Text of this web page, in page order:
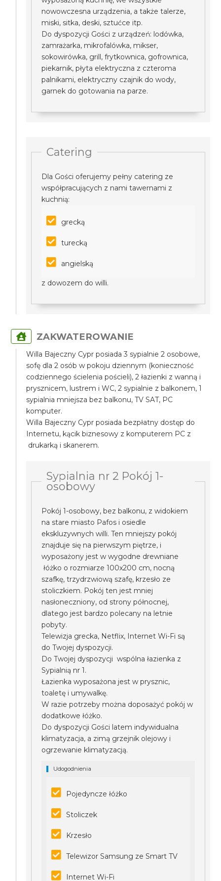
nowowczesna urządzenia, a także talerze,
miski, sitka, deski, sztućce itp.
Do dyspozycji Gości z urządzeń: lodówka,
zamrażarka, mikrofalówka, mikser,
sokowirówka, grill, frytkownica, gofrownica,
piekarnik, płyta elektryczna z czteroma
palnikami, elektryczny czajnik do wody,
garnek do gotowania na parze.
Catering
Dla Gości oferujemy pełny catering ze
współpracujących z nami tawernami z
kuchnią:
grecką
turecką
angielską
z dowozem do willi.
ZAKWATEROWANIE
Willa Bajeczny Cypr posiada 3 sypialnie 2 osobowe,
sofę dla 2 osób w pokoju dziennym (konieczność
codziennego ścielenia pościeli), 2 łazienki z wanną i
prysznicem, lustrem i WC, 2 sypialnie z balkonem, 1
sypialnia mniejsza bez balkonu, TV SAT, PC
komputer.
Willa Bajeczny Cypr posiada bezpłatny dostęp do
Internetu, kącik biznesowy z komputerem PC z
drukarką i skanerem.
Sypialnia nr 2 Pokój 1-
osobowy
Pokój 1-osobowy, bez balkonu, z widokiem
na stare miasto Pafos i osiedle
ekskluzywnych willi. Ten mniejszy pokój
znajduje się na pierwszym piętrze, i
wyposażony jest w wygodne drewniane
łóżko o rozmiarze 100x200 cm, nocną
szafkę, trzydrzwiową szafę, krzesło ze
stoliczkiem. Pokój ten jest mniej
nasłoneczniony, od strony północnej,
dlatego jest bardzo polecany na letnie
pobyty.
Telewizja grecka, Netflix, Internet Wi-Fi są
do Twojej dyspozycji.
Do Twojej dyspozycji wspólna łazienka z
Sypialnią nr 1.
Łazienka wyposażona jest w prysznic,
toaletę i umywalkę.
W razie potrzeby można doposażyć pokój w
dodatkowe łóżko.
Do dyspozycji Gości latem indywidualna
klimatyzacja, a zimą grzejnik olejowy i
ogrzewanie klimatyzacją.
Udogodnienia
Pojedyncze łóżko
Stoliczek
Krzesło
Telewizor Samsung ze Smart TV
Internet Wi-Fi